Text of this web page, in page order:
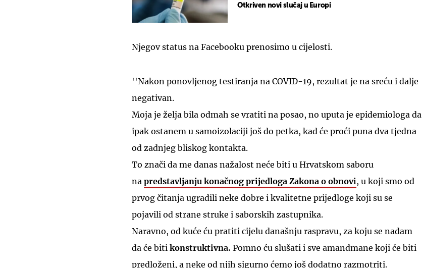
Otkriven novi slučaj u Europi
Njegov status na Facebooku prenosimo u cijelosti.
''Nakon ponovljenog testiranja na COVID-19, rezultat je na sreću i dalje
negativan.
Moja je želja bila odmah se vratiti na posao, no uputa je epidemiologa da
ipak ostanem u samoizolaciji još do petka, kad će proći puna dva tjedna
od zadnjeg bliskog kontakta.
To znači da me danas nažalost neće biti u Hrvatskom saboru
na predstavljanju konačnog prijedloga Zakona o obnovi, u koji smo od
prvog čitanja ugradili neke dobre i kvalitetne prijedloge koji su se
pojavili od strane struke i saborskih zastupnika.
Naravno, od kuće ću pratiti cijelu današnju raspravu, za koju se nadam
da će biti konstruktivna. Pomno ću slušati i sve amandmane koji će biti
predloženi, a neke od njih sigurno ćemo još dodatno razmotriti.